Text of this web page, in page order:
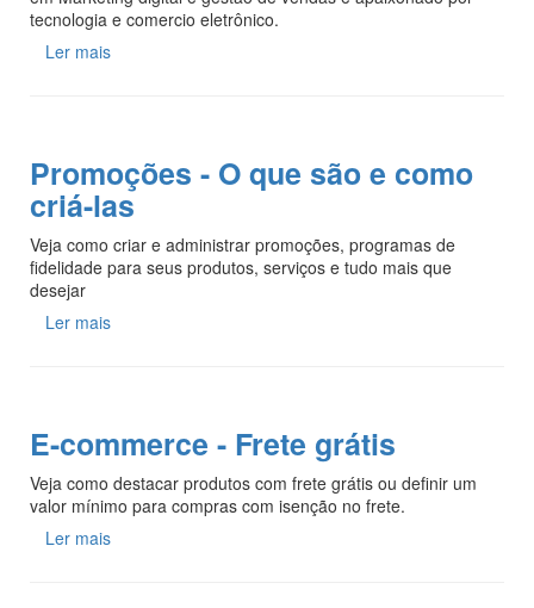
tecnologia e comercio eletrônico.
Ler mais
Promoções - O que são e como
criá-las
Veja como criar e administrar promoções, programas de
fidelidade para seus produtos, serviços e tudo mais que
desejar
Ler mais
E-commerce - Frete grátis
Veja como destacar produtos com frete grátis ou definir um
valor mínimo para compras com isenção no frete.
Ler mais